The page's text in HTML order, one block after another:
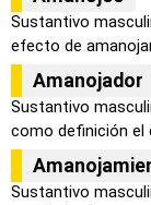
Sustantivo
efecto de
Amanojador
Sustantivo
como definición el
Sustantivo